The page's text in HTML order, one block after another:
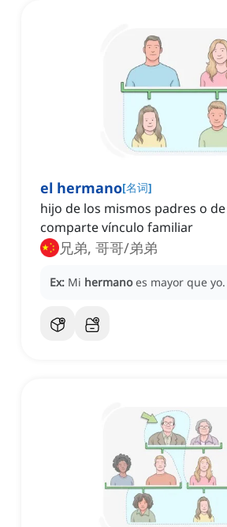
el hermano[名词]
hijo de los mismos padres o
comparte vínculo familiar
兄弟, 哥哥/弟弟
Ex: Mi hermano es mayor que yo.